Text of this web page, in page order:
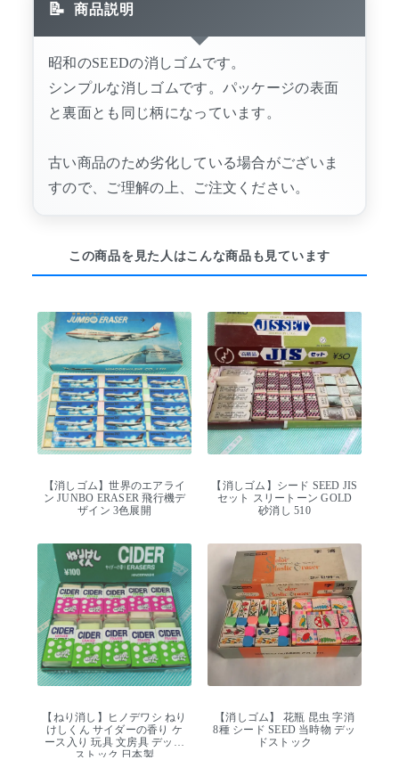
商品説明
昭和のSEEDの消しゴムです。
シンプルな消しゴムです。パッケージの表面
と裏面とも同じ柄になっています。
古い商品のため劣化している場合がございま
すので、ご理解の上、ご注文ください。
この商品を見た人はこんな商品も見ています
【消しゴム】世界のエアライ
ン JUNBO ERASER 飛行機デ
ザイン 3色展開
【消しゴム】シード SEED JIS
セット スリートーン GOLD
砂消し 510
【ねり消し】ヒノデワシ ねり
けしくん サイダーの香り ケ
ース入り 玩具 文房具 デッド
ストック 日本製
【消しゴム】 花瓶 昆虫 字消
8種 シード SEED 当時物 デッ
ドストック